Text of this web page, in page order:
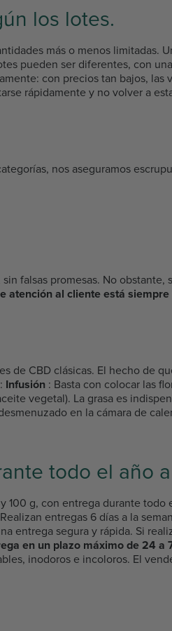
los lotes.
más o menos limitadas.
pueden ser diferentes, con
con precios tan bajos, las
rápidamente y no volver a
nos aseguramos
falsas promesas. No
atención al cliente está siempre
de CBD clásicas. El hecho de
Infusión : Basta con colocar las
vegetal). La grasa es
en la cámara de
todo el año
100 g, con entrega durante todo
entregas 6 días a la
entrega segura y rápida. Si
en un plazo máximo de 24 a
inodoros e incoloros. El